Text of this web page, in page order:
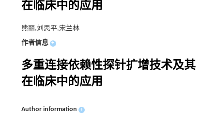
在临床中的应用
熊丽,刘思平,宋兰林
作者信息 +
多重连接依赖性探针扩增技术及其
在临床中的应用
Author information +